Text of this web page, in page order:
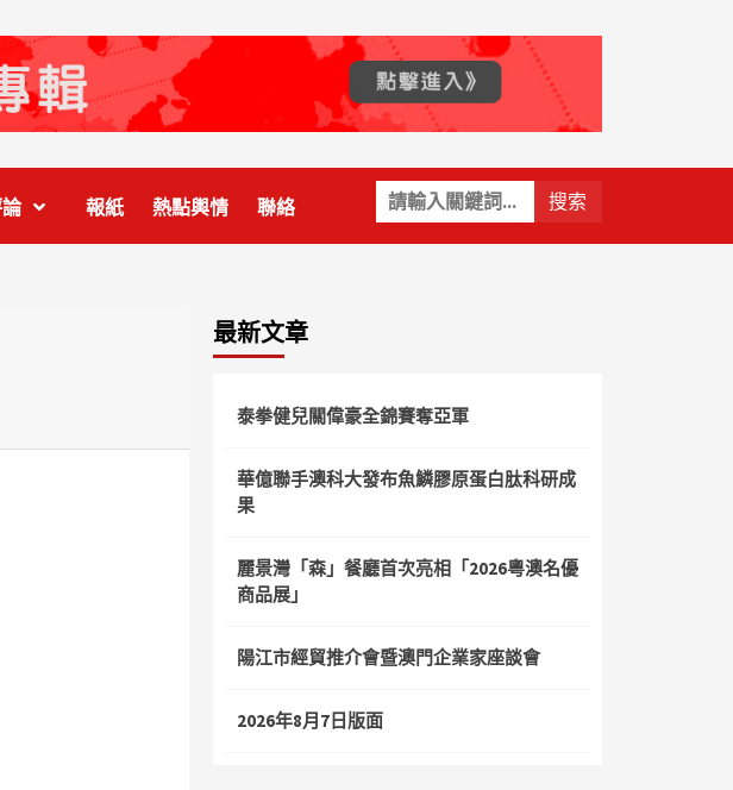
關
鍵
字:
報紙 熱點輿情 聯絡
最新文章
泰拳健兒關偉豪全錦賽奪亞軍
華億聯手澳科大發布魚鱗膠原蛋白肽科研成
果
麗景灣「森」餐廳首次亮相「2026粵澳名優
商品展」
陽江市經貿推介會暨澳門企業家座談會
2026年8月7日版面